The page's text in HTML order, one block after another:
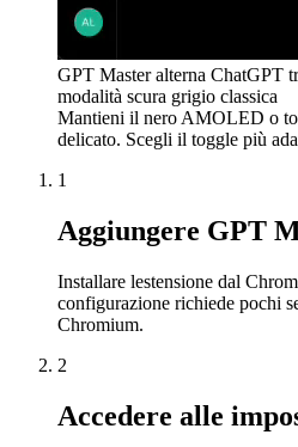
GPT Master alterna ChatGPT
modalità scura grigio classica
Mantieni il nero AMOLED o
delicato. Scegli il toggle più
1
Aggiungere GPT
Installare lestensione dal
configurazione richiede pochi
Chromium.
2
Accedere alle